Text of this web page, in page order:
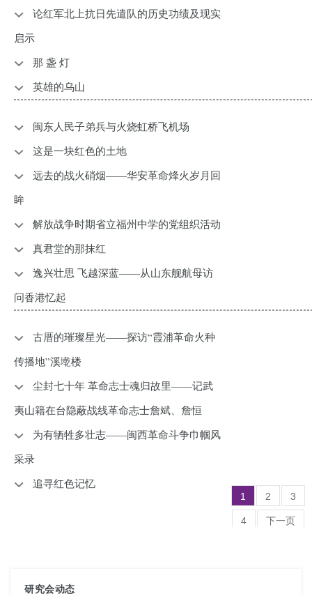
论红军北上抗日先遣队的历史功绩及现实
启示
那 盏 灯
英雄的乌山
闽东人民子弟兵与火烧虹桥飞机场
这是一块红色的土地
远去的战火硝烟——华安革命烽火岁月回
眸
解放战争时期省立福州中学的党组织活动
真君堂的那抹红
逸兴壮思 飞越深蓝——从山东舰航母访
问香港忆起
古厝的璀璨星光——探访“霞浦革命火种
传播地”溪墘楼
尘封七十年 革命志士魂归故里——记武
夷山籍在台隐蔽战线革命志士詹斌、詹恒
为有牺牲多壮志——闽西革命斗争巾帼风
采录
追寻红色记忆
1 2 3
4 下一页
研究会动态